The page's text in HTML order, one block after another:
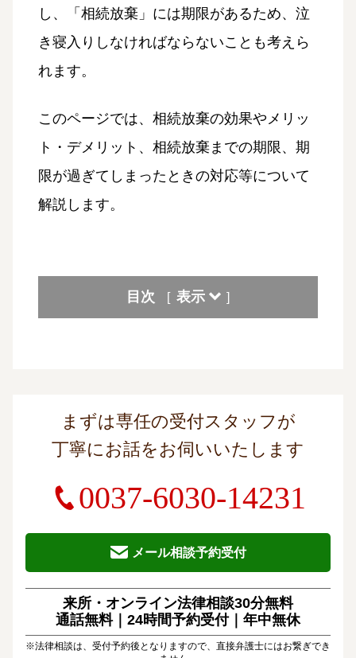
し、「相続放棄」には期限があるため、泣
き寝入りしなければならないことも考えら
れます。
このページでは、相続放棄の効果やメリッ
ト・デメリット、相続放棄までの期限、期
限が過ぎてしまったときの対応等について
解説します。
目次 [ 表示 ]
まずは専任の受付スタッフが
丁寧にお話をお伺いいたします
0037-6030-14231
メール相談予約受付
来所・オンライン法律相談30分無料
通話無料｜24時間予約受付｜ 年中無休
※法律相談は、受付予約後となりますので、直接弁護士にはお繋ぎでき